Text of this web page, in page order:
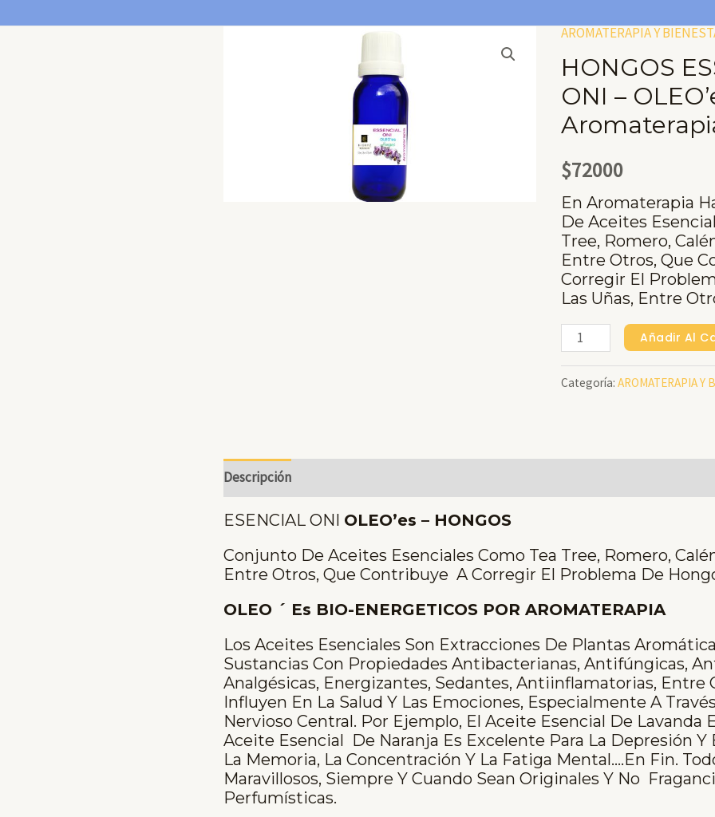
AROMATERAPIA Y
HONGOS
ONI –
$72000
En Aromaterapia
De Aceites
Tree, Romero,
Entre Otros, Que
Corregir El
Las Uñas, Entre
HONGOS
ONI
-
Ml
Cantidad
Añadir Al
Categoría:AROMATERAPIA Y
Descripción
ESENCIAL ONI OLEO’es – HONGOS
Conjunto De Aceites Esenciales Como Tea Tree, Romero,
Entre Otros, Que Contribuye A Corregir El Problema De
OLEO ´ Es BIO-ENERGETICOS POR AROMATERAPIA
Los Aceites Esenciales Son Extracciones De Plantas
Sustancias Con Propiedades Antibacterianas, Antifúngicas,
Analgésicas, Energizantes, Sedantes, Antiinflamatorias, Entre
Influyen En La Salud Y Las Emociones, Especialmente A
Nervioso Central. Por Ejemplo, El Aceite Esencial De Lavanda
Aceite Esencial De Naranja Es Excelente Para La Depresión Y
La Memoria, La Concentración Y La Fatiga Mental….en Fin.
Maravillosos, Siempre Y Cuando Sean Originales Y No
Perfumísticas.